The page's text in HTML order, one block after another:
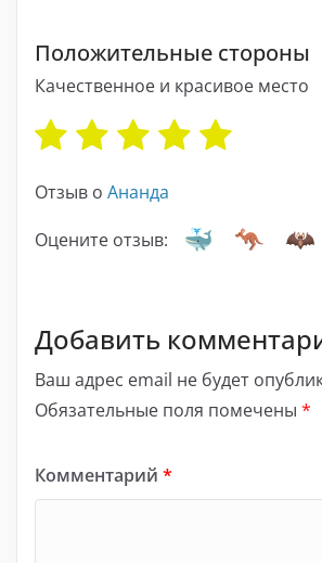
Положительные стороны
Качественное и красивое место
Отзыв о Ананда
Оцените отзыв:
Добавить
Ваш адрес email не будет
Обязательные поля помечены *
Комментарий *